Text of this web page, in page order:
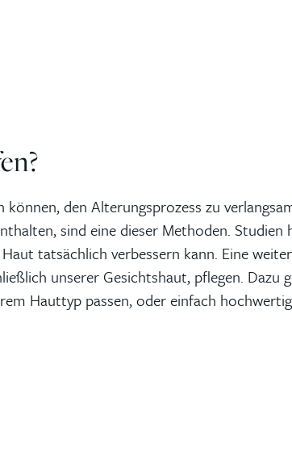
können, den Alterungsprozess zu
sind eine dieser Methoden. Studien
tatsächlich verbessern kann. Eine
unserer Gesichtshaut, pflegen. Dazu
Hauttyp passen, oder einfach